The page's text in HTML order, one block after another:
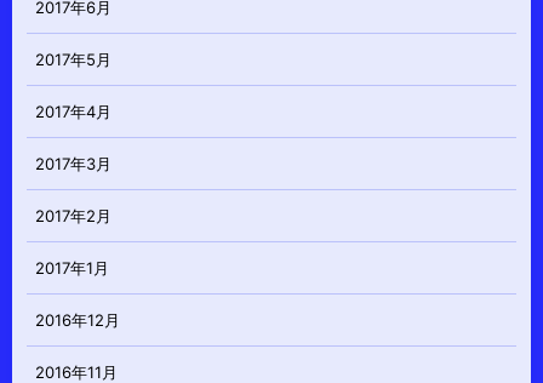
2017年6月
2017年5月
2017年4月
2017年3月
2017年2月
2017年1月
2016年12月
2016年11月